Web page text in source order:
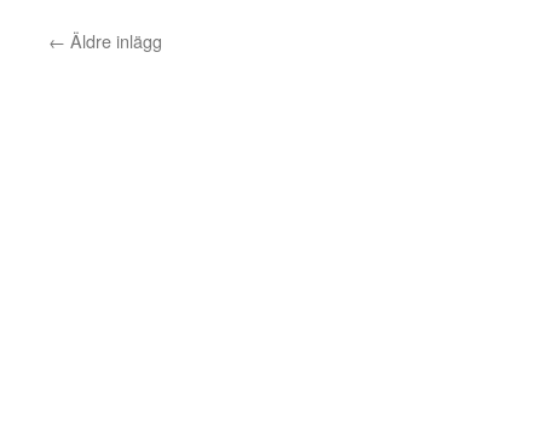
← Äldre inlägg